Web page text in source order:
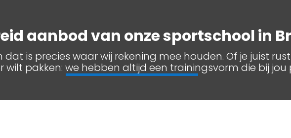
aanbod van onze sportschool in
dat is precies waar wij rekening mee houden. Of je juist
wilt pakken: we hebben altijd een trainingsvorm die bij jou